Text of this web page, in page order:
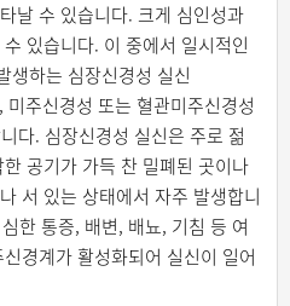
날 수 있습니다. 크게 심인성과
있습니다. 이 중에서 일시적인
생하는 심장신경성 실신
주신경성 또는 혈관미주신경성
다. 심장신경성 실신은 주로 젊
공기가 가득 찬 밀폐된 곳이나
서 있는 상태에서 자주 발생합니
한 통증, 배변, 배뇨, 기침 등 여
경계가 활성화되어 실신이 일어